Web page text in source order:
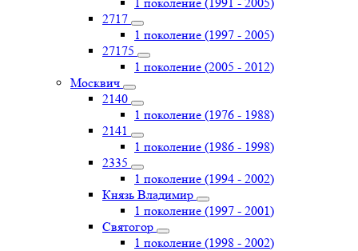
2717
1 поколение (1997 - 2005)
27175
1 поколение (2005 - 2012)
Москвич
2140
1 поколение (1976 - 1988)
2141
1 поколение (1986 - 1998)
2335
1 поколение (1994 - 2002)
Князь Владимир
1 поколение (1997 - 2001)
Святогор
1 поколение (1998 - 2002)